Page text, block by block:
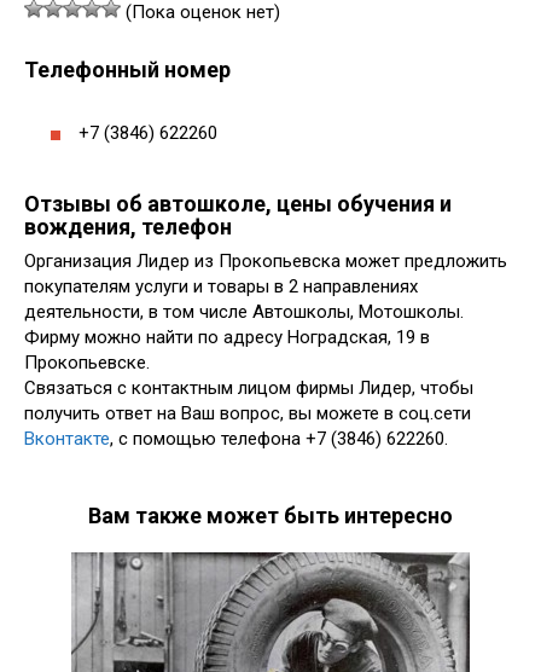
(Пока оценок нет)
Телефонный номер
+7 (3846) 622260
Отзывы об автошколе, цены обучения и
вождения, телефон
Организация Лидер из Прокопьевска может предложить
покупателям услуги и товары в 2 направлениях
деятельности, в том числе Автошколы, Мотошколы.
Фирму можно найти по адресу Ноградская, 19 в
Прокопьевске.
Связаться с контактным лицом фирмы Лидер, чтобы
получить ответ на Ваш вопрос, вы можете в соц.сети
Вконтакте, с помощью телефона +7 (3846) 622260.
Вам также может быть интересно